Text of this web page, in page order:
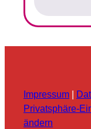
Impressum |
Privatsphäre-
ändern